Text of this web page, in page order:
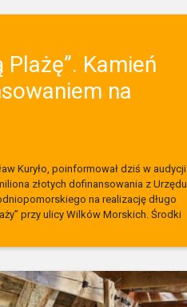
Plażę”. Kamień
na
Kuryło, poinformował dziś w audycji
złotych dofinansowania z Urzędu
na realizację długo
przy ulicy Wilków Morskich. Środki